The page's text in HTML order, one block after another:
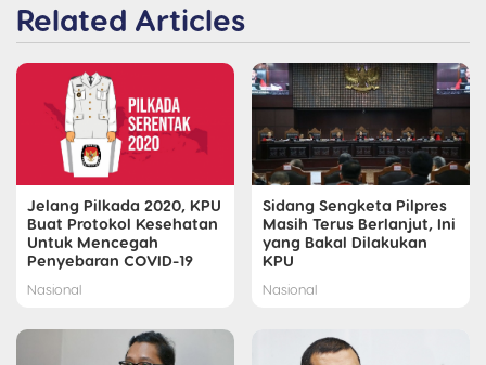
Related Articles
Jelang Pilkada 2020, KPU
Buat Protokol Kesehatan
Untuk Mencegah
Penyebaran COVID-19
Nasional
Sidang Sengketa Pilpres
Masih Terus Berlanjut, Ini
yang Bakal Dilakukan
KPU
Nasional